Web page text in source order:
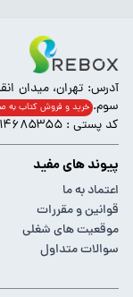
سوم. خرید و فروش کتاب به
کد پستی : ۱۳۱۴۶۸۵۳۵۵
پیوند های مفید
اعتماد به ما
قوانین و مقررات
موقعیت های شغلی
سوالات متداول